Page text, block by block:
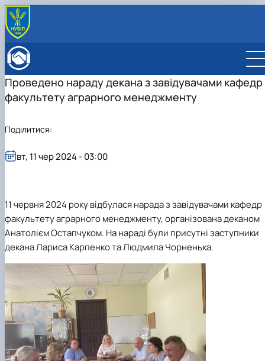
Адміністрація факультету
ОСВІТНЯ ДІЯЛЬНІСТЬ
Бакалаврат
Практичне навчання
ВСТУПНИКУ
Англомовна магістратура/ English speaking MSc
РАДА РОБОТОДАВЦІВ
Проведено нараду декана з завідувачами кафедр
факультету аграрного менеджменту
11 червня 2024 року відбулася нарада з завідувачами кафедр
факультету аграрного менеджменту, організована деканом
Анатолієм Остапчуком. На нараді були присутні заступники
декана Лариса Карпенко та Людмила Чорненька.
вт, 11 чер 2024 - 03:00
Поділитися: